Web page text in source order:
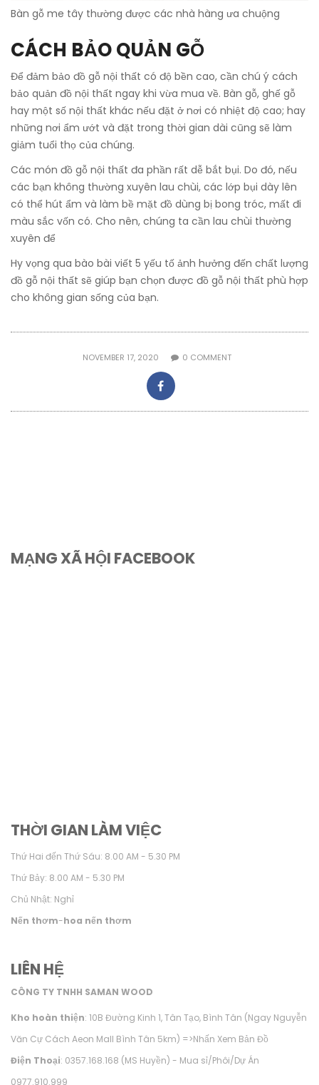
Bàn gỗ me tây thường được các nhà hàng ưa chuộng
CÁCH BẢO QUẢN GỖ
Để đảm bảo đồ gỗ nội thất có độ bền cao, cần chú ý cách
bảo quản đồ nội thất ngay khi vừa mua về. Bàn gỗ, ghế gỗ
hay một số nội thất khác nếu đặt ở nơi có nhiệt độ cao; hay
những nơi ẩm ướt và đặt trong thời gian dài cũng sẽ làm
giảm tuổi thọ của chúng.
Các món đồ gỗ nội thất đa phần rất dễ bắt bụi. Do đó, nếu
các bạn không thường xuyên lau chùi, các lớp bụi dày lên
có thể hút ẩm và làm bề mặt đồ dùng bị bong tróc, mất đi
màu sắc vốn có. Cho nên, chúng ta cần lau chùi thường
xuyên để
Hy vọng qua bào bài viết 5 yếu tố ảnh hưởng đến chất lượng
đồ gỗ nội thất sẽ giúp bạn chọn được đồ gỗ nội thất phù hợp
cho không gian sống của bạn.
NOVEMBER 17, 2020 0 COMMENT
MẠNG XÃ HỘI FACEBOOK
THỜI GIAN LÀM VIỆC
Thứ Hai đến Thứ Sáu: 8.00 AM - 5.30 PM
Thứ Bảy: 8.00 AM - 5.30 PM
Chủ Nhật: Nghỉ
Nến thơm-hoa nến thơm
LIÊN HỆ
CÔNG TY TNHH SAMAN WOOD
Kho hoàn thiện: 10B Đường Kinh 1, Tân Tạo, Bình Tân (Ngay Nguyễn
Văn Cự Cách Aeon Mall Bình Tân 5km) =>Nhấn Xem Bản Đồ
Điện Thoại: 0357.168.168 (MS Huyền) - Mua sỉ/Phôi/Dự Án
0977.910.999